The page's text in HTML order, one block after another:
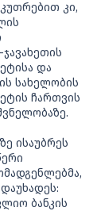
კი,
და
სახელობის
ჩართვის
ისაუბრეს
ბანკის